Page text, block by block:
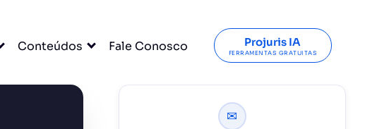
Conteúdos Fale Conosco Projuris IA
FERRAMENTAS GRATUITAS
✉